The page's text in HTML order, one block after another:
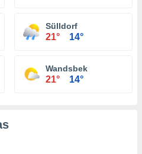
Sülldorf
21° 14°
Wandsbek
21° 14°